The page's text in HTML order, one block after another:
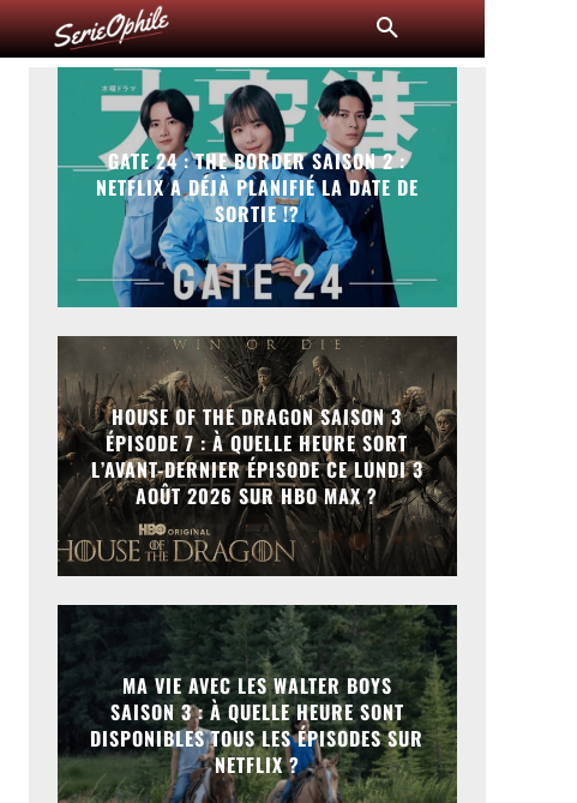
GATE 24 : THE BORDER SAISON 2 :
NETFLIX A DÉJÀ PLANIFIÉ LA DATE DE
SORTIE !?
HOUSE OF THE DRAGON SAISON 3
ÉPISODE 7 : À QUELLE HEURE SORT
L’AVANT-DERNIER ÉPISODE CE LUNDI 3
AOÛT 2026 SUR HBO MAX ?
MA VIE AVEC LES WALTER BOYS
SAISON 3 : À QUELLE HEURE SONT
DISPONIBLES TOUS LES ÉPISODES SUR
NETFLIX ?